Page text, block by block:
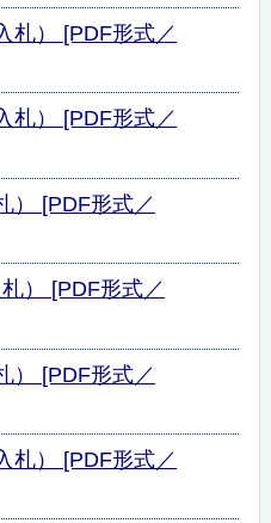
札） [PDF形式／
札） [PDF形式／
） [PDF形式／
） [PDF形式／
） [PDF形式／
札） [PDF形式／